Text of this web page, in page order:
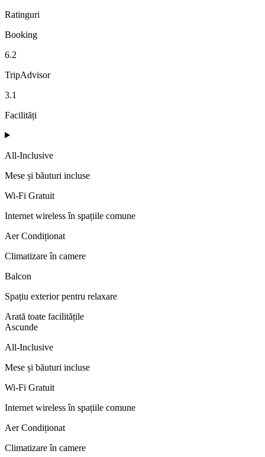
Ratinguri
Booking
6.2
TripAdvisor
3.1
Facilități
All-Inclusive
Mese și băuturi incluse
Wi-Fi Gratuit
Internet wireless în spațiile comune
Aer Condiționat
Climatizare în camere
Balcon
Spațiu exterior pentru relaxare
Arată toate facilitățile
Ascunde
All-Inclusive
Mese și băuturi incluse
Wi-Fi Gratuit
Internet wireless în spațiile comune
Aer Condiționat
Climatizare în camere